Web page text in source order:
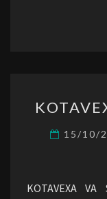
15/10/
KOTAVEXA VA